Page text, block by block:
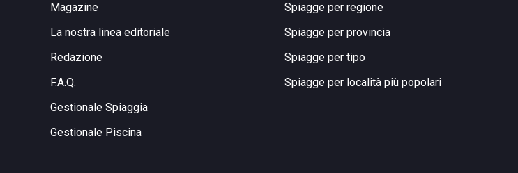
Magazine
La nostra linea editoriale
Redazione
F.A.Q.
Gestionale Spiaggia
Gestionale Piscina
Spiagge per regione
Spiagge per provincia
Spiagge per tipo
Spiagge per località più popolari